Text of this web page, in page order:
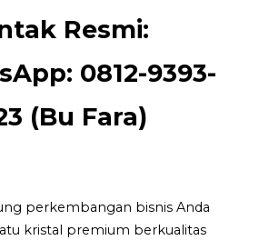
Resmi:
0812-9393-
(Bu Fara)
perkembangan bisnis Anda
kristal premium berkualitas